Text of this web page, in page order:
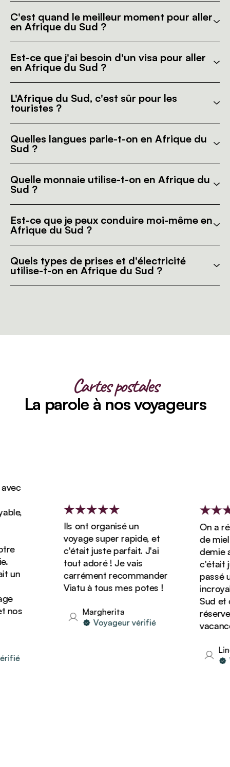
C'est quand le meilleur moment pour aller
en Afrique du Sud ?
Est-ce que j'ai besoin d'un visa pour aller
en Afrique du Sud ?
L'Afrique du Sud, c'est sûr pour les
touristes ?
Quelles langues parle-t-on en Afrique du
Sud ?
Quelle monnaie utilise-t-on en Afrique du
Sud ?
Est-ce que je peux conduire moi-même en
Afrique du Sud ?
Quels types de prises et d'électricité
utilise-t-on en Afrique du Sud ?
Cartes postales
La parole à nos voyageurs
Ils ont organisé un
voyage super rapide, et
c'était juste parfait. J'ai
tout adoré ! Je vais
carrément recommander
Viatu à tous mes potes !
Margherita
Voyageur vérifié
On a
de miel
demie
c'était
passé
Sud et
Linda